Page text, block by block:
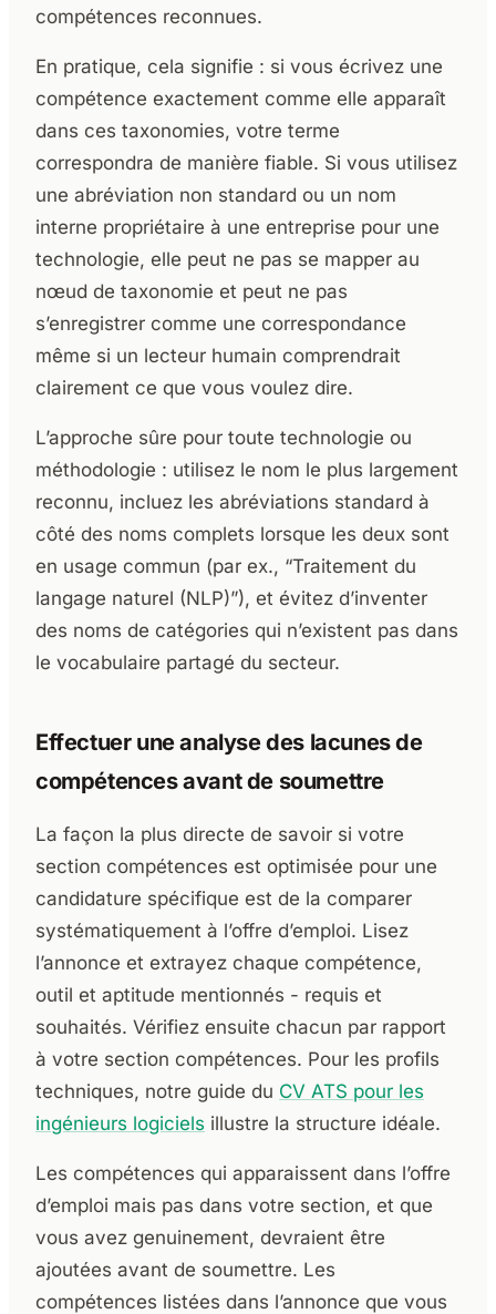
compétences reconnues.
En pratique, cela signifie : si vous écrivez une
compétence exactement comme elle apparaît
dans ces taxonomies, votre terme
correspondra de manière fiable. Si vous utilisez
une abréviation non standard ou un nom
interne propriétaire à une entreprise pour une
technologie, elle peut ne pas se mapper au
nœud de taxonomie et peut ne pas
s’enregistrer comme une correspondance
même si un lecteur humain comprendrait
clairement ce que vous voulez dire.
L’approche sûre pour toute technologie ou
méthodologie : utilisez le nom le plus largement
reconnu, incluez les abréviations standard à
côté des noms complets lorsque les deux sont
en usage commun (par ex., “Traitement du
langage naturel (NLP)”), et évitez d’inventer
des noms de catégories qui n’existent pas dans
le vocabulaire partagé du secteur.
Effectuer une analyse des lacunes de
compétences avant de soumettre
La façon la plus directe de savoir si votre
section compétences est optimisée pour une
candidature spécifique est de la comparer
systématiquement à l’offre d’emploi. Lisez
l’annonce et extrayez chaque compétence,
outil et aptitude mentionnés - requis et
souhaités. Vérifiez ensuite chacun par rapport
à votre section compétences. Pour les profils
techniques, notre guide du CV ATS pour les
ingénieurs logiciels illustre la structure idéale.
Les compétences qui apparaissent dans l’offre
d’emploi mais pas dans votre section, et que
vous avez genuinement, devraient être
ajoutées avant de soumettre. Les
compétences listées dans l’annonce que vous